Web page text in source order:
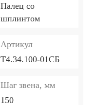
Палец со
шплинтом
Артикул
Т4.34.100-01СБ
Шаг звена, мм
150